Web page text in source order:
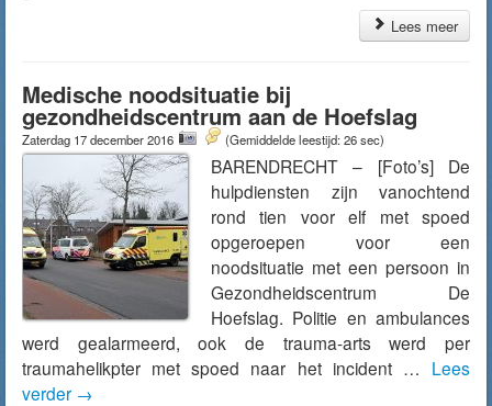
Lees meer
Medische noodsituatie bij
gezondheidscentrum aan de Hoefslag
Zaterdag 17 december 2016 (Gemiddelde leestijd: 26 sec)
BARENDRECHT – [Foto’s] De
hulpdiensten zijn vanochtend
rond tien voor elf met spoed
opgeroepen voor een
noodsituatie met een persoon in
Gezondheidscentrum De
Hoefslag. Politie en ambulances
werd gealarmeerd, ook de trauma-arts werd per
traumahelikpter met spoed naar het incident … Lees
verder →